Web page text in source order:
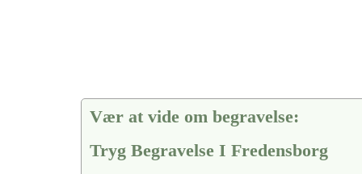
Vær at vide om begravelse:
Tryg Begravelse I Fredensborg